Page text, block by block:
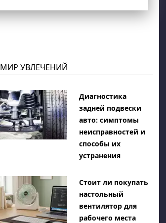
МИР УВЛЕЧЕНИЙ
Диагностика
задней подвески
авто: симптомы
неисправностей и
способы их
устранения
Стоит ли покупать
настольный
вентилятор для
рабочего места